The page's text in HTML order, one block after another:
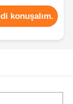
konuşalım.